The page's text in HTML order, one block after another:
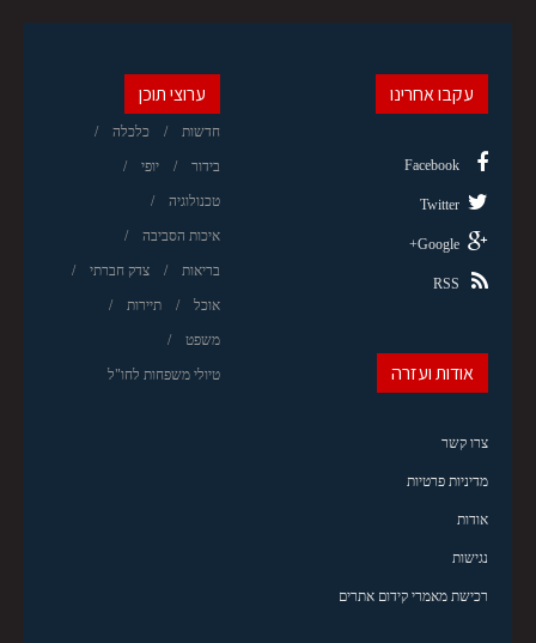
ערוצי תוכן
חדשות כלכלה
בידור יופי
טכנולוגיה
איכות הסביבה
בריאות צדק חברתי
אוכל תיירות
משפט
טיולי משפחות לחו"ל
עקבו אחרינו
Facebook
Twitter
Google+
RSS
אודות ועזרה
צרו קשר
מדיניות פרטיות
אודות
נגישות
רכישת מאמרי קידום אתרים